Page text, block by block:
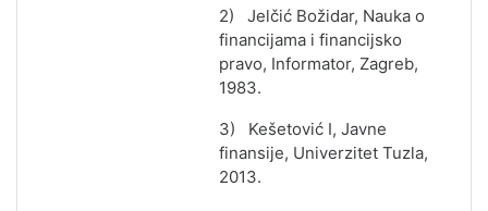
2) Jelčić Božidar, Nauka o
financijama i financijsko
pravo, Informator, Zagreb,
1983.
3) Kešetović I, Javne
finansije, Univerzitet Tuzla,
2013.